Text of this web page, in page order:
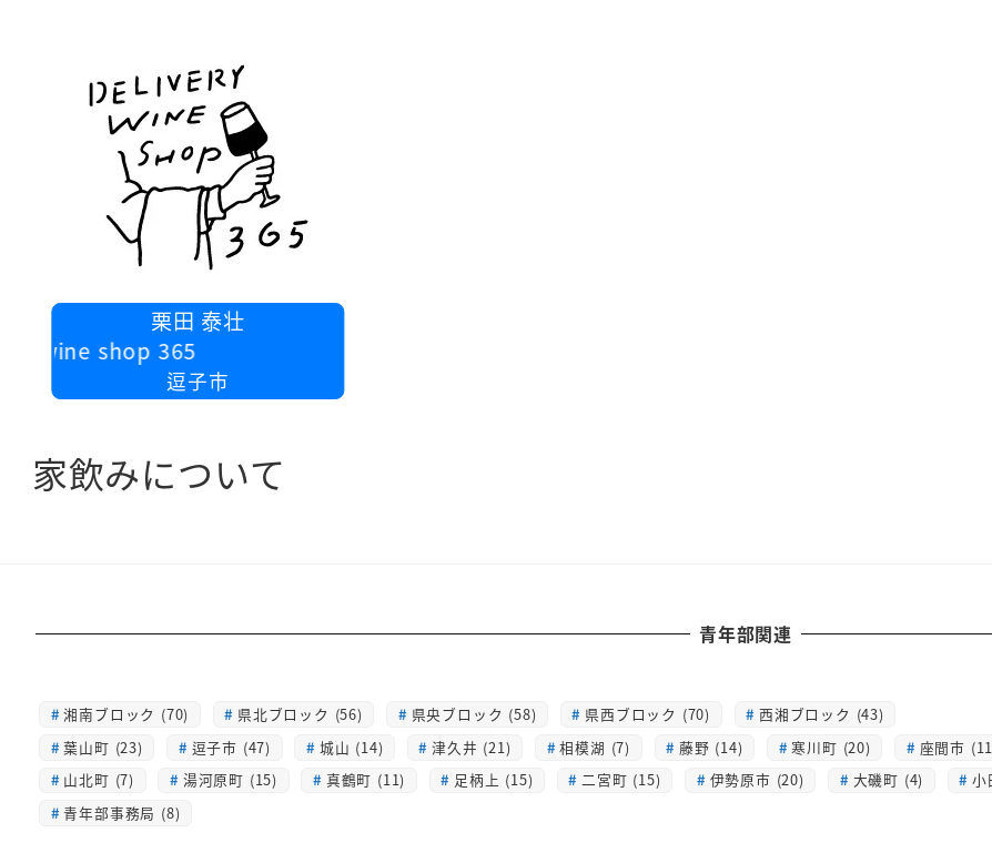
栗田 泰壮
shop 365
逗子市
家飲みについて
青年部関連
湘南ブロック (70) 県北ブロック (56) 県央ブロック (58) 県西ブロック (70)
西湘ブロック (43)
葉山町 (23)
逗子市 (47) 城山 (14) 津久井 (21) 相模湖 (7) 藤野 (14) 寒川町 (20) 座間市
山北町 (7)
湯河原町 (15) 真鶴町 (11) 足柄上 (15) 二宮町 (15) 伊勢原市 (20) 大磯町 (4)
小
青年部事務局 (8)